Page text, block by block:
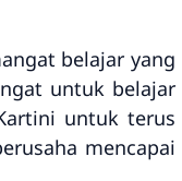
belajar yang
untuk belajar
untuk terus
mencapai